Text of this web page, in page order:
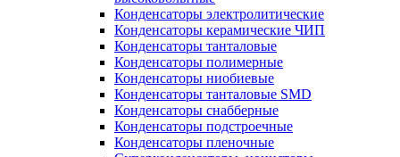
Конденсаторы электролитические
Конденсаторы керамические ЧИП
Конденсаторы танталовые
Конденсаторы полимерные
Конденсаторы ниобиевые
Конденсаторы танталовые SMD
Конденсаторы снабберные
Конденсаторы подстроечные
Конденсаторы пленочные